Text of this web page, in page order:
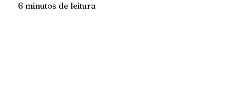
6 minutos de leitura